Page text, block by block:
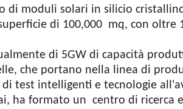
di moduli solari in silicio
di 100,000 mq, con oltre
di 5GW di capacità
che portano nella linea di
di test intelligenti e tecnologie
ha formato un centro di ricerca